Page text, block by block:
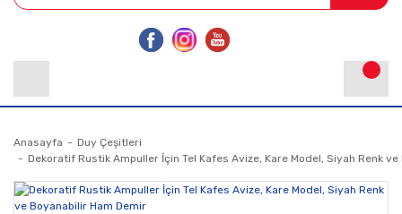
Anasayfa
Duy Çeşitleri
Dekoratif Rustik Ampuller İçin Tel Kafes Avize, Kare Model, Siyah Renk